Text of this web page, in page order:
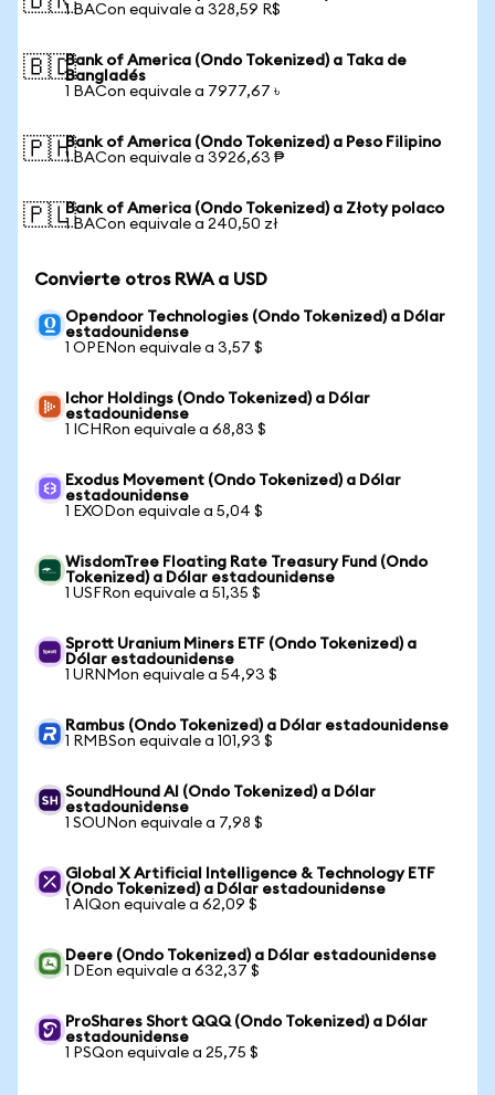
1 BACon equivale a 328,59 R$
🇧🇩Bank of America (Ondo Tokenized) a Taka de
Bangladés
1 BACon equivale a 7977,67 ৳
🇵🇭Bank of America (Ondo Tokenized) a Peso Filipino
1 BACon equivale a 3926,63 ₱
🇵🇱Bank of America (Ondo Tokenized) a Złoty polaco
1 BACon equivale a 240,50 zł
Convierte otros RWA a USD
Opendoor Technologies (Ondo Tokenized) a Dólar
estadounidense
1 OPENon equivale a 3,57 $
Ichor Holdings (Ondo Tokenized) a Dólar
estadounidense
1 ICHRon equivale a 68,83 $
Exodus Movement (Ondo Tokenized) a Dólar
estadounidense
1 EXODon equivale a 5,04 $
WisdomTree Floating Rate Treasury Fund (Ondo
Tokenized) a Dólar estadounidense
1 USFRon equivale a 51,35 $
Sprott Uranium Miners ETF (Ondo Tokenized) a
Dólar estadounidense
1 URNMon equivale a 54,93 $
Rambus (Ondo Tokenized) a Dólar estadounidense
1 RMBSon equivale a 101,93 $
SoundHound AI (Ondo Tokenized) a Dólar
estadounidense
1 SOUNon equivale a 7,98 $
Global X Artificial Intelligence & Technology ETF
(Ondo Tokenized) a Dólar estadounidense
1 AIQon equivale a 62,09 $
Deere (Ondo Tokenized) a Dólar estadounidense
1 DEon equivale a 632,37 $
ProShares Short QQQ (Ondo Tokenized) a Dólar
estadounidense
1 PSQon equivale a 25,75 $